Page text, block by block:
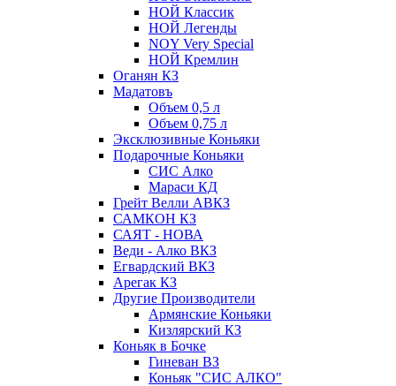
НОЙ Классик
НОЙ Легенды
NOY Very Speсial
НОЙ Кремлин
Оганян КЗ
Мадатовъ
Объем 0,5 л
Объем 0,75 л
Эксклюзивные Коньяки
Подарочные Коньяки
СИС Алко
Мараси КД
Грейт Велли АВКЗ
САМКОН КЗ
САЯТ - НОВА
Веди - Алко ВКЗ
Егвардский ВКЗ
Арегак КЗ
Другие Производители
Армянские Коньяки
Кизлярский КЗ
Коньяк в Бочке
Гиневан ВЗ
Коньяк "СИС АЛКО"